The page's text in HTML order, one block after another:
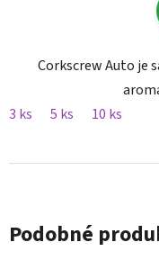
Corkscrew Auto je
3 ks
5 ks 10 ks
Podobné